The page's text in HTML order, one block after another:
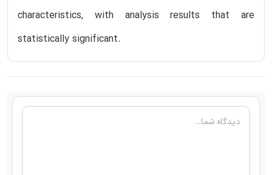
characteristics, with analysis results that are
statistically significant.